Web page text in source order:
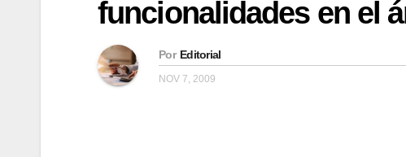
funcionalidades en el
Por Editorial
NOV 7, 2009